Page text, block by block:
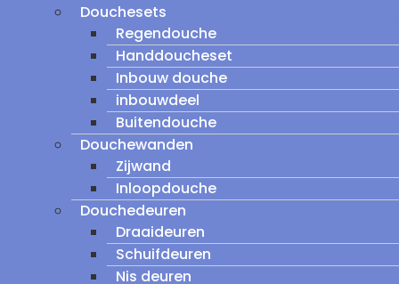
Douchesets
Regendouche
Handdoucheset
Inbouw douche
inbouwdeel
Buitendouche
Douchewanden
Zijwand
Inloopdouche
Douchedeuren
Draaideuren
Schuifdeuren
Nis deuren